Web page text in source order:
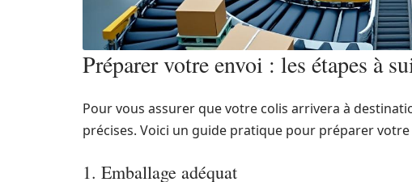
Préparer votre envoi : les étapes à
Pour vous assurer que votre colis arrivera à
précises. Voici un guide pratique pour préparer votre
1. Emballage adéquat